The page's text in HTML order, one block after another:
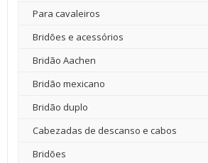
Para cavaleiros
Bridões e acessórios
Bridão Aachen
Bridão mexicano
Bridão duplo
Cabezadas de descanso e cabos
Bridões